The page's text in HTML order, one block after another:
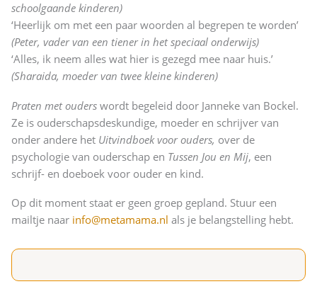
schoolgaande kinderen)
‘Heerlijk om met een paar woorden al begrepen te worden’
(Peter, vader van een tiener in het speciaal onderwijs)
‘Alles, ik neem alles wat hier is gezegd mee naar huis.’
(Sharaida, moeder van twee kleine kinderen)
Praten met ouders wordt begeleid door Janneke van Bockel.
Ze is ouderschapsdeskundige, moeder en schrijver van
onder andere het Uitvindboek voor ouders, over de
psychologie van ouderschap en Tussen Jou en Mij, een
schrijf- en doeboek voor ouder en kind.
Op dit moment staat er geen groep gepland. Stuur een
mailtje naar info@metamama.nl als je belangstelling hebt.